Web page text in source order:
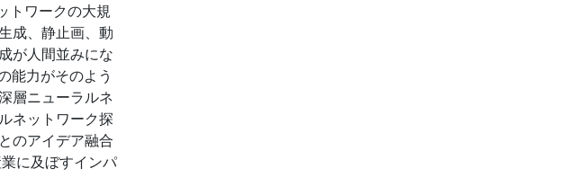
トワークの大規
成、静止画、動
が人間並みにな
能力がそのよう
層ニューラルネ
ネットワーク探
のアイデア融合
に及ぼすインパ